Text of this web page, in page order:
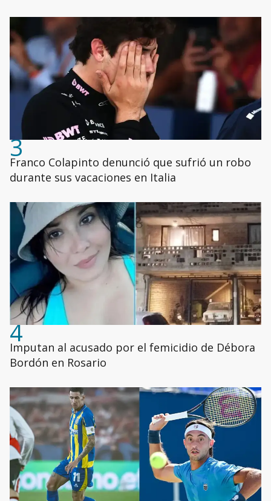
3
Franco Colapinto denunció que sufrió un robo
durante sus vacaciones en Italia
4
Imputan al acusado por el femicidio de Débora
Bordón en Rosario